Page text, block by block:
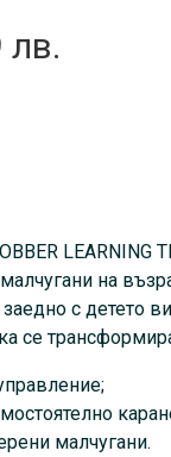
лв.
LEARNING
на
с детето
се
малчугани.